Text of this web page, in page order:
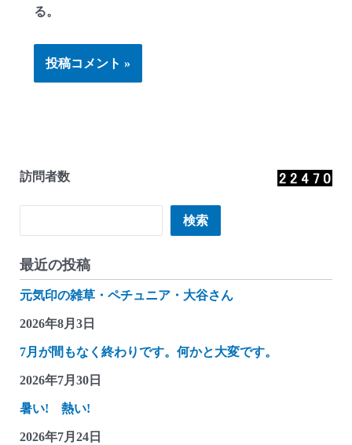
る。
訪問者数
検索
最近の投稿
元気印の雑草・ペチュニア・大谷さん
2026年8月3日
7月が間もなく終わりです。何かと大変です。
2026年7月30日
暑い! 熱い!
2026年7月24日